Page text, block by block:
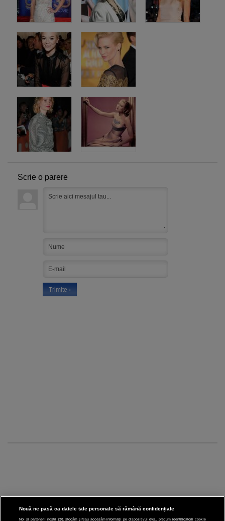
Scrie o parere
Nouă ne pasă ca datele tale personale să rămână confidențiale
Noi și partenerii noștri 201 stocăm și/sau accesăm informații pe dispozitivul dvs., precum identificatorii cookie